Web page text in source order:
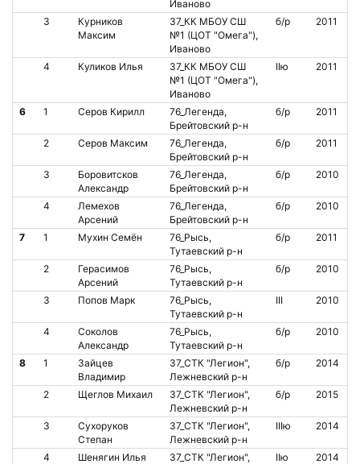
Иваново
3
Курников
Максим
37_КК МБОУ СШ
№1 (ЦОТ "Омега"),
Иваново
б/р 2011
4 Куликов Илья
37_КК МБОУ СШ
№1 (ЦОТ "Омега"),
Иваново
IIю 2011
6 1 Серов Кирилл
76_Легенда,
Брейтовский р-н
б/р 2011
2 Серов Максим
76_Легенда,
Брейтовский р-н
б/р 2011
3
Боровитсков
Александр
76_Легенда,
Брейтовский р-н
б/р 2010
4
Лемехов
Арсений
76_Легенда,
Брейтовский р-н
б/р 2010
7 1 Мухин Семён
76_Рысь,
Тутаевский р-н
б/р 2011
2
Герасимов
Арсений
76_Рысь,
Тутаевский р-н
б/р 2010
3 Попов Марк
76_Рысь,
Тутаевский р-н
III 2010
4
Соколов
Александр
76_Рысь,
Тутаевский р-н
б/р 2010
8 1
Зайцев
Владимир
37_СТК "Легион",
Лежневский р-н
б/р 2014
2 Щеглов Михаил
37_СТК "Легион",
Лежневский р-н
б/р 2015
3
Сухоруков
Степан
37_СТК "Легион",
Лежневский р-н
IIIю 2014
4 Шенягин Илья
37_СТК "Легион",
IIю 2014